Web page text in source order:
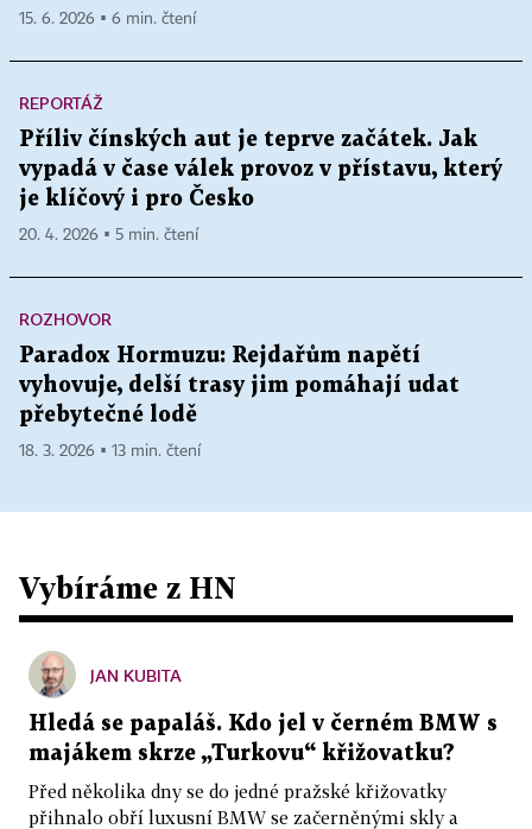
15. 6. 2026 ▪ 6 min. čtení
REPORTÁŽ
Příliv čínských aut je teprve začátek. Jak
vypadá v čase válek provoz v přístavu, který
je klíčový i pro Česko
20. 4. 2026 ▪ 5 min. čtení
ROZHOVOR
Paradox Hormuzu: Rejdařům napětí
vyhovuje, delší trasy jim pomáhají udat
přebytečné lodě
18. 3. 2026 ▪ 13 min. čtení
Vybíráme z HN
JAN KUBITA
Hledá se papaláš. Kdo jel v černém BMW s
majákem skrze „Turkovu“ křižovatku?
Před několika dny se do jedné pražské křižovatky
přihnalo obří luxusní BMW se začerněnými skly a